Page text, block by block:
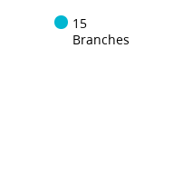
15
Branches